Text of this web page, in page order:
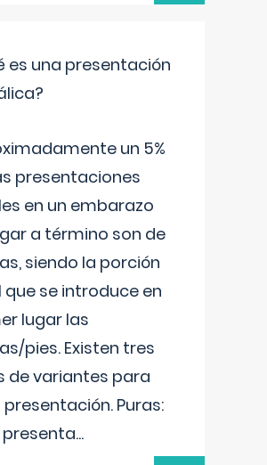
es una presentación
un 5%
presentaciones
en un embarazo
a término son de
siendo la porción
se introduce en
lugar las
pies. Existen tres
de variantes para
Puras:
presenta...